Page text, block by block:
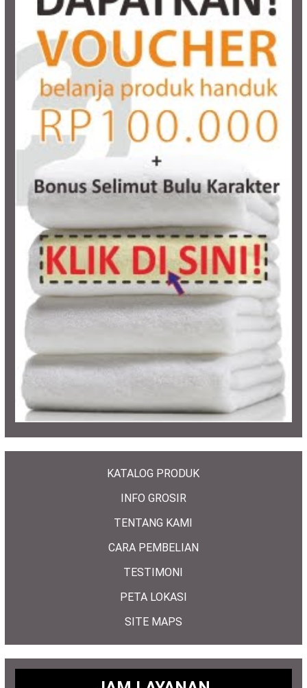
KATALOG PRODUK
INFO GROSIR
TENTANG KAMI
CARA PEMBELIAN
TESTIMONI
PETA LOKASI
SITE MAPS